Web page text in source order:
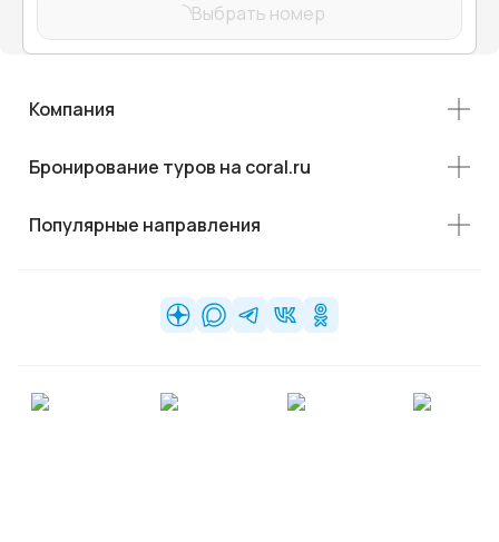
Выбрать номер
Компания
Бронирование туров на coral.ru
Популярные направления